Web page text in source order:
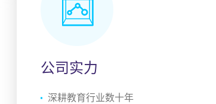
公司实力
深耕教育行业数十年